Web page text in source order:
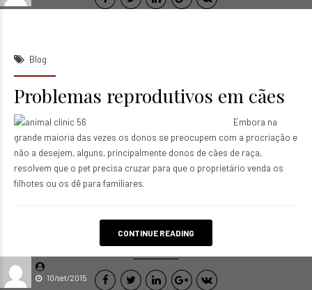
10/set/2015
Blog
Problemas reprodutivos em cães
Embora na
grande maioria das vezes os donos se preocupem com a procriação e
não a desejem, alguns, principalmente donos de cães de raça,
resolvem que o pet precisa cruzar para que o proprietário venda os
filhotes ou os dê para familiares.
CONTINUE READING